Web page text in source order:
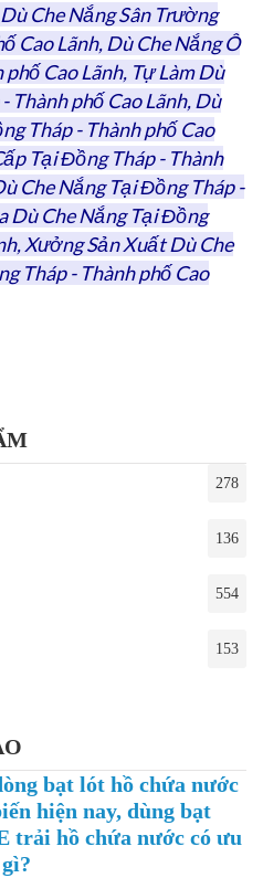
Che Nắng Sân Trường
Cao Lãnh, Dù Che Nắng Ô
Cao Lãnh, Tự Làm Dù
Thành phố Cao Lãnh, Dù
Tháp - Thành phố Cao
Tại Đồng Tháp - Thành
Che Nắng Tại Đồng Tháp -
Dù Che Nắng Tại Đồng
Xưởng Sản Xuất Dù Che
Tháp - Thành phố Cao
278
136
554
153
bạt lót hồ chứa nước
hiện nay, dùng bạt
trải hồ chứa nước có ưu